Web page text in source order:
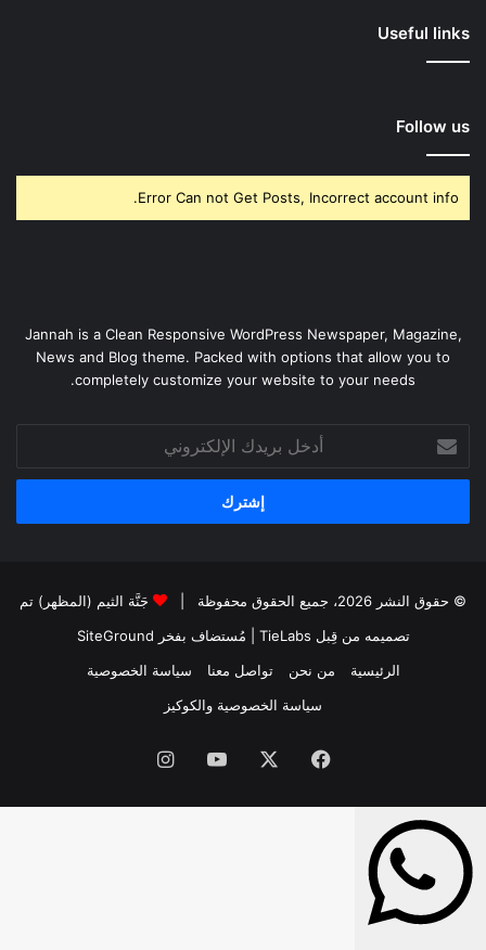
Useful links
Follow us
Error Can not Get Posts, Incorrect account info.
Jannah is a Clean Responsive WordPress Newspaper, Magazine,
News and Blog theme. Packed with options that allow you to
completely customize your website to your needs.
بريدك
الإلكتروني
© حقوق النشر 2026، جميع الحقوق محفوظة |
جَنَّة الثيم (المظهر) تم
تصميمه من قِبل TieLabs
| مُستضاف بفخر SiteGround
الرئيسية
من نحن تواصل معنا
سياسة الخصوصية
سياسة الخصوصية والكوكيز
فيسبوك ‫YouTubeانستقرام